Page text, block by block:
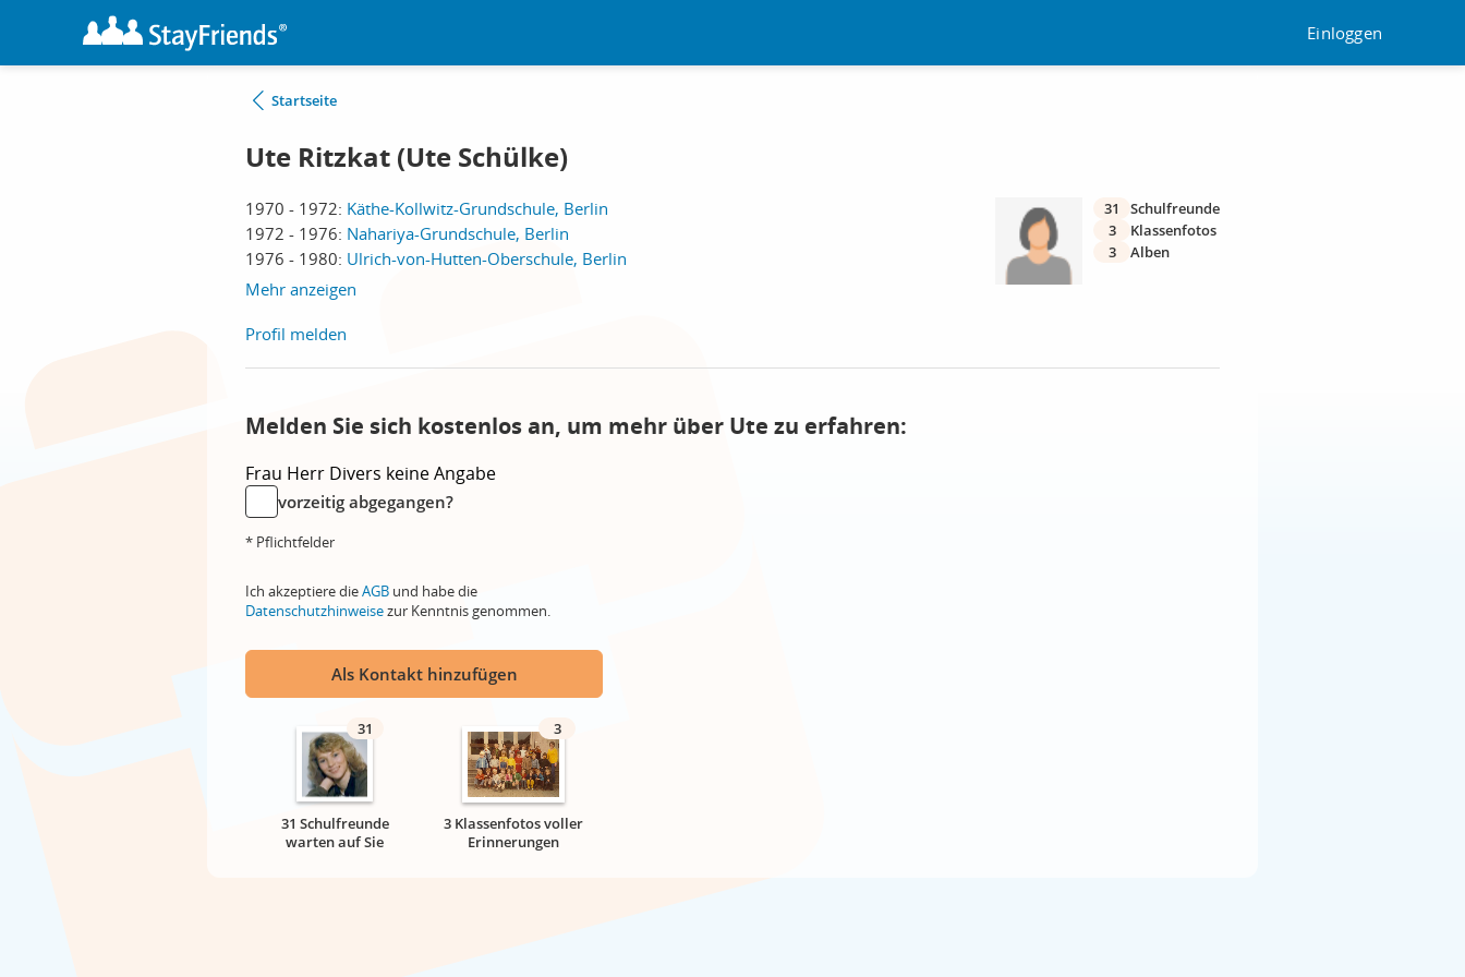
Einloggen
Startseite
Ute Ritzkat (Ute Schülke)
1970 - 1972: Käthe-Kollwitz-Grundschule, Berlin
1972 - 1976: Nahariya-Grundschule, Berlin
1976 - 1980: Ulrich-von-Hutten-Oberschule, Berlin
Mehr anzeigen
31
Schulfreunde
3
Klassenfotos
3
Alben
Profil melden
Melden Sie sich kostenlos an, um mehr über Ute zu erfahren:
Frau Herr Divers keine Angabe
vorzeitig abgegangen?
* Pflichtfelder
Ich akzeptiere dieAGB und habe die
Datenschutzhinweisezur Kenntnis genommen.
Als Kontakt hinzufügen
31
31 Schulfreunde
warten auf Sie
3
3 Klassenfotos voller
Erinnerungen